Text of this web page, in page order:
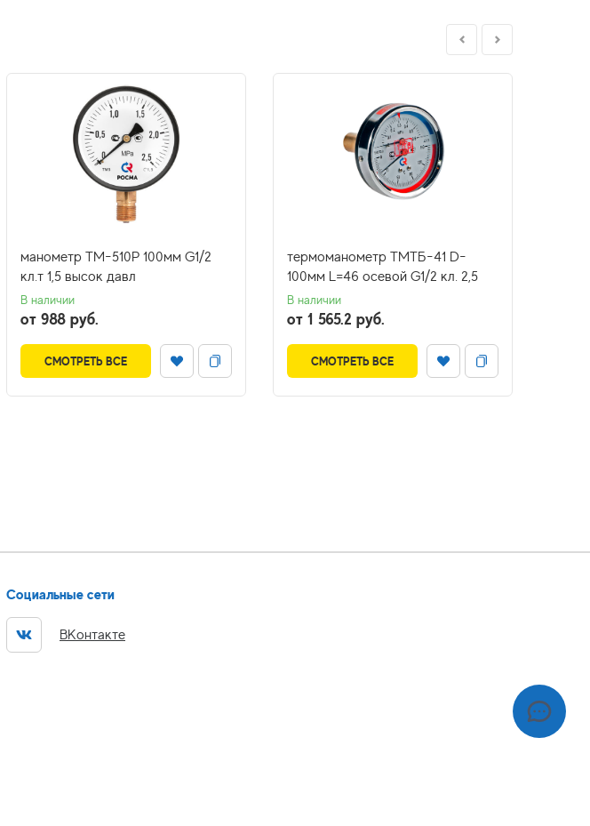
манометр ТМ-510Р 100мм G1/2
кл.т 1,5 высок давл
В наличии
от 988 руб.
СМОТРЕТЬ ВСЕ
термоманометр ТМТБ-41 D-
100мм L=46 осевой G1/2 кл. 2,5
В наличии
от 1 565.2 руб.
СМОТРЕТЬ ВСЕ
Социальные сети
ВКонтакте